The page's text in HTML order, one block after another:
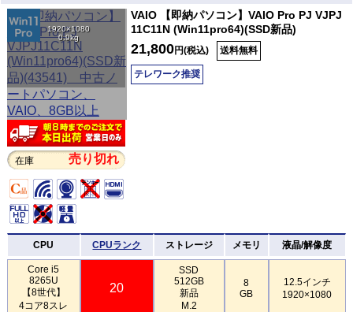
1920×1080
0.9kg
在庫 売り切れ
VAIO 【即納パソコン】VAIO Pro PJ VJPJ
11C11N (Win11pro64)(SSD新品)
21,800円(税込) 送料無料
テレワーク推奨
CPU CPUランク ストレージ メモリ 液晶/解像度
Core i5
8265U
【8世代】
4コア8スレ
20
SSD
512GB
新品
M.2
8
GB
12.5インチ
1920×1080